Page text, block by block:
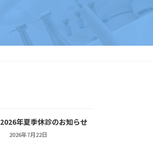
2026年夏季休診のお知らせ
2026年7月22日